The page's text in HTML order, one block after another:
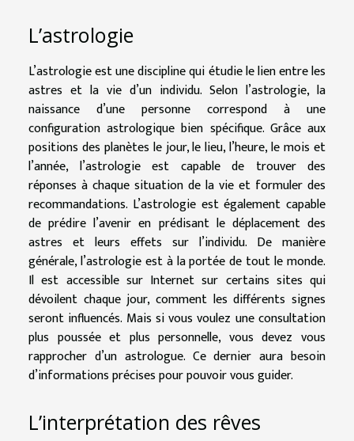
L’astrologie
L’astrologie est une discipline qui étudie le lien entre les
astres et la vie d’un individu. Selon l’astrologie, la
naissance d’une personne correspond à une
configuration astrologique bien spécifique. Grâce aux
positions des planètes le jour, le lieu, l’heure, le mois et
l’année, l’astrologie est capable de trouver des
réponses à chaque situation de la vie et formuler des
recommandations. L’astrologie est également capable
de prédire l’avenir en prédisant le déplacement des
astres et leurs effets sur l’individu. De manière
générale, l’astrologie est à la portée de tout le monde.
Il est accessible sur Internet sur certains sites qui
dévoilent chaque jour, comment les différents signes
seront influencés. Mais si vous voulez une consultation
plus poussée et plus personnelle, vous devez vous
rapprocher d’un astrologue. Ce dernier aura besoin
d’informations précises pour pouvoir vous guider.
L’interprétation des rêves